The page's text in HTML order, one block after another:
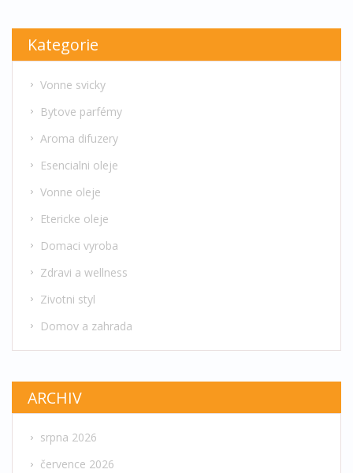
Kategorie
Vonne svicky
Bytove parfémy
Aroma difuzery
Esencialni oleje
Vonne oleje
Etericke oleje
Domaci vyroba
Zdravi a wellness
Zivotni styl
Domov a zahrada
ARCHIV
srpna 2026
července 2026